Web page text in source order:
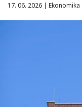
17. 06. 2026 | Ekonomika